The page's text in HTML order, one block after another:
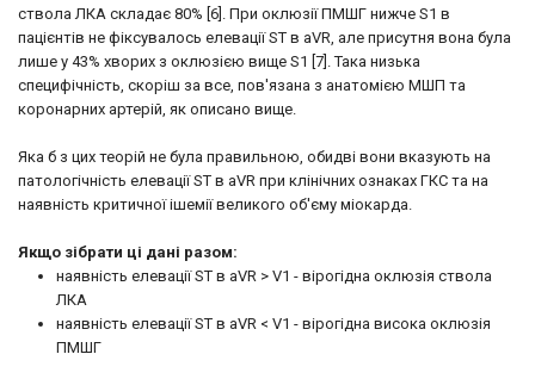
ствола ЛКА складає 80% [6]. При оклюзії ПМШГ нижче S1 в
пацієнтів не фіксувалось елевації ST в aVR, але присутня вона була
лише у 43% хворих з оклюзією вище S1 [7]. Така низька
специфічність, скоріш за все, пов'язана з анатомією МШП та
коронарних артерій, як описано вище.
Яка б з цих теорій не була правильною, обидві вони вказують на
патологічність елевації ST в aVR при клінічних ознаках ГКС та на
наявність критичної ішемії великого об'єму міокарда.
Якщо зібрати ці дані разом:
наявність елевації ST в aVR > V1 - вірогідна оклюзія ствола
ЛКА
наявність елевації ST в aVR < V1 - вірогідна висока оклюзія
ПМШГ